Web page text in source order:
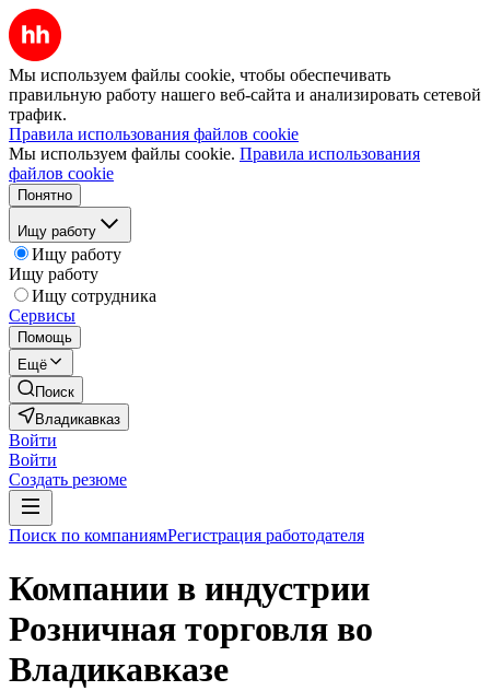
Мы используем файлы cookie, чтобы обеспечивать
правильную работу нашего веб-сайта и анализировать сетевой
трафик.
Правила использования файлов cookie
Мы используем файлы cookie. Правила использования
файлов cookie
Понятно
Ищу работу
Ищу работу
Ищу работу
Ищу сотрудника
Сервисы
Помощь
Ещё
Поиск
Владикавказ
Войти
Войти
Создать резюме
Поиск по компаниямРегистрация работодателя
Компании в индустрии
Розничная торговля во
Владикавказе